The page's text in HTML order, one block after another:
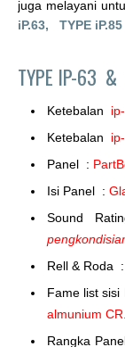
juga melayani
iP.63, TYPE iP.85
TYPE IP-63 &
Ketebalan
Ketebalan
Panel :
Isi Panel :
Sound
Rell & Roda :
Fame list
almunium
Rangka